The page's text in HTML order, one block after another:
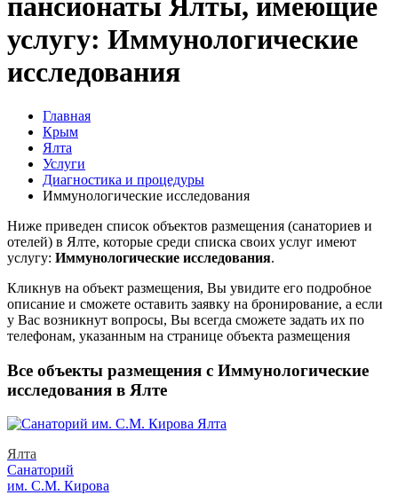
пансионаты Ялты, имеющие
услугу: Иммунологические
исследования
Главная
Крым
Ялта
Услуги
Диагностика и процедуры
Иммунологические исследования
Ниже приведен список объектов размещения (санаториев и
отелей) в Ялте, которые среди списка своих услуг имеют
услугу: Иммунологические исследования.
Кликнув на объект размещения, Вы увидите его подробное
описание и сможете оставить заявку на бронирование, а если
у Вас возникнут вопросы, Вы всегда сможете задать их по
телефонам, указанным на странице объекта размещения
Все объекты размещения с Иммунологические
исследования в Ялте
Ялта
Санаторий
им. С.М. Кирова